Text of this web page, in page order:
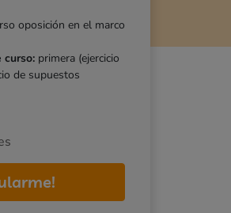
oposición en el marco
curso: primera (ejercicio
de supuestos